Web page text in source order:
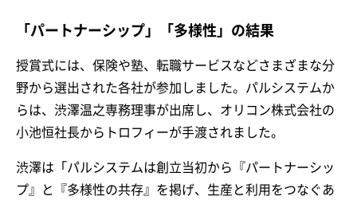
「パートナーシップ」「多様性」の結果
授賞式には、保険や塾、転職サービスなどさまざまな分
野から選出された各社が参加しました。パルシステムか
らは、渋澤温之専務理事が出席し、オリコン株式会社の
小池恒社長からトロフィーが手渡されました。
渋澤は「パルシステムは創立当初から『パートナーシッ
プ』と『多様性の共存』を掲げ、生産と利用をつなぐあ